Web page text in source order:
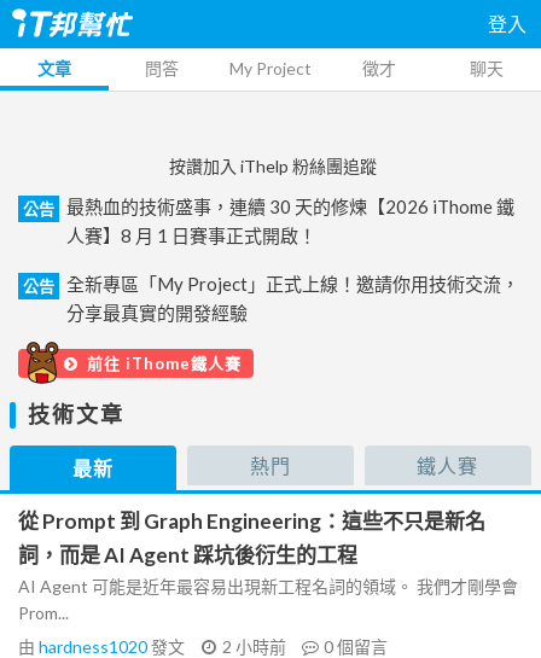
登入
文章 問答 My Project 徵才 聊天
按讚加入 iThelp 粉絲團追蹤
公告
最熱血的技術盛事，連續 30 天的修煉【2026 iThome 鐵
人賽】8 月 1 日賽事正式開啟！
公告
全新專區「My Project」正式上線！邀請你用技術交流，
分享最真實的開發經驗
前往 iThome鐵人賽
技術文章
最新 熱門 鐵人賽
從 Prompt 到 Graph Engineering：這些不只是新名
詞，而是 AI Agent 踩坑後衍生的工程
AI Agent 可能是近年最容易出現新工程名詞的領域。 我們才剛學會
Prom...
由 hardness1020發文 2 小時前 0個留言